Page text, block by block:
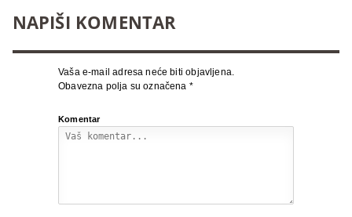
NAPIŠI KOMENTAR
Vaša e-mail adresa neće biti objavljena.
Obavezna polja su označena *
Komentar